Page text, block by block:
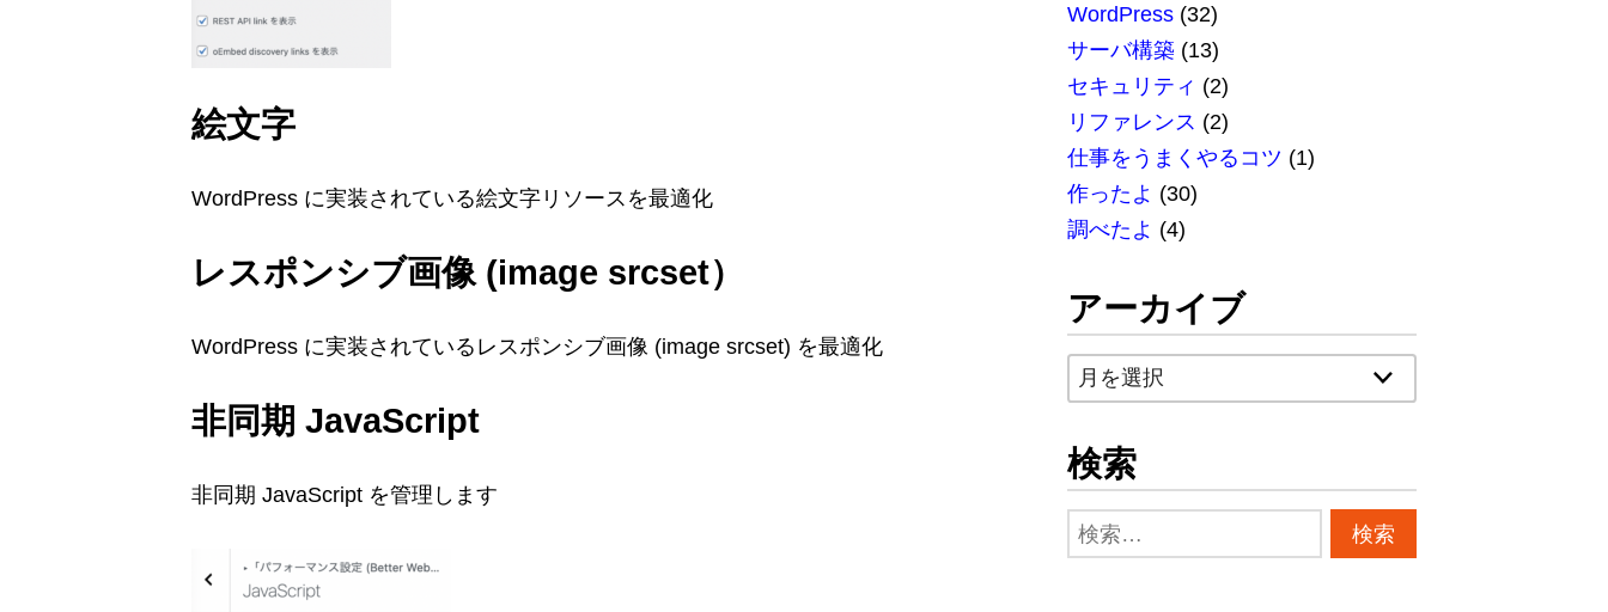
絵文字
WordPress に実装されている絵文字リソースを最適化
レスポンシブ画像 (image srcset）
WordPress に実装されているレスポンシブ画像 (image srcset) を最適化
非同期 JavaScript
非同期 JavaScript を管理します
WordPress (32)
サーバ構築 (13)
セキュリティ (2)
リファレンス (2)
仕事をうまくやるコツ (1)
作ったよ (30)
調べたよ (4)
アーカイブ
ア
ー
カ
イ
ブ
検索
検
索: